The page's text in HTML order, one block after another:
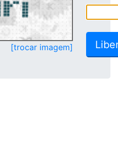
[trocar imagem]